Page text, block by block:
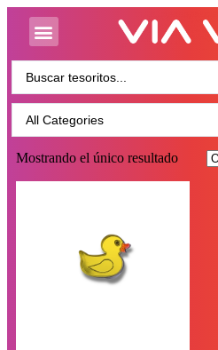
Mostrando el único resultado